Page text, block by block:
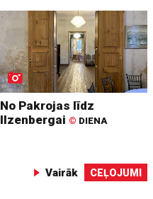
No Pakrojas līdz
Ilzenbergai © DIENA
Vairāk CEĻOJUMI